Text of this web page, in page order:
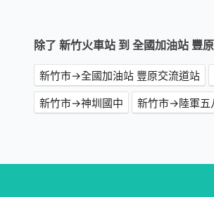
除了 新竹火車站 到 全國加油站 豐
新竹市→全國加油站 豐原交流道站
新竹市→神圳國中
新竹市→陸軍五